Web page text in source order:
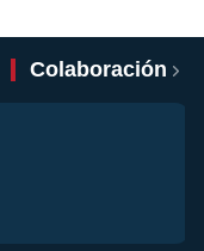
Colaboración